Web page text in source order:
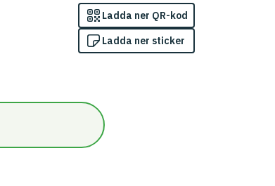
Ladda ner QR-kod
Ladda ner sticker
ångspärr)/Omfattas av indikatorn